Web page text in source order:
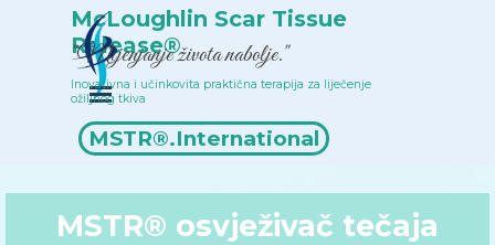
Idi na sadržajMcLoughlin Scar Tissue
Release®
MSTR®.International
"Mijenjanje života nabolje."
Popis terapeuta
Inovativna i učinkovita praktična terapija za liječenje
ožiljnog tkiva
Preskoči izbornik
MSTR® osvježivač tečaja